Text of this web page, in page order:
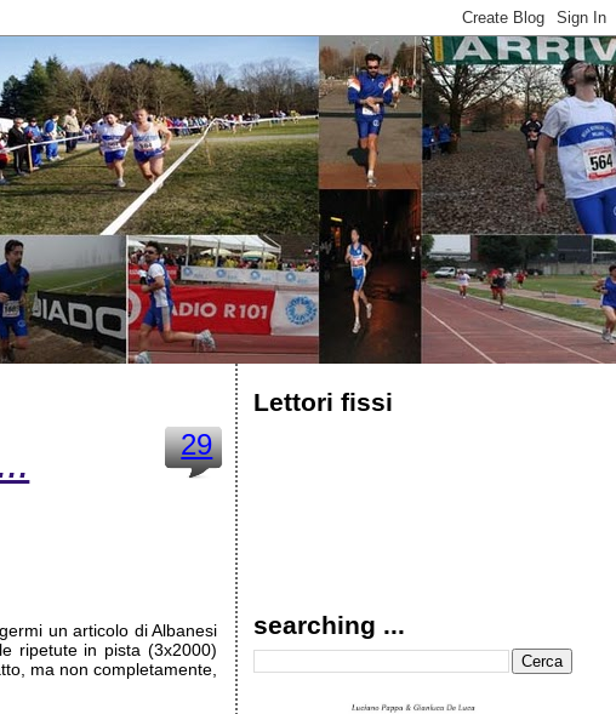
29
un articolo di Albanesi
ripetute in pista (3x2000)
ma non completamente,
Lettori fissi
searching ...